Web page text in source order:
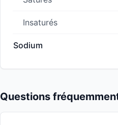
Insaturés
Sodium
Questions